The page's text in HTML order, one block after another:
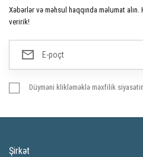
Xəbərlər və məhsul haqqında məlumat
veririk!
Düyməni klikləməklə məxfilik
Şirkət